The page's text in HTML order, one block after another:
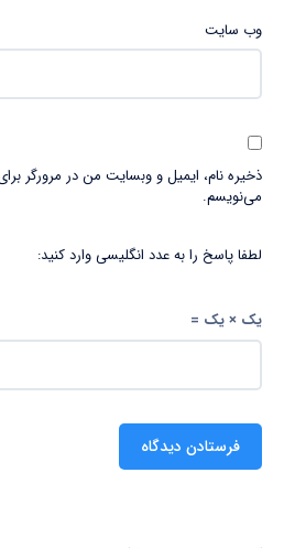
وب‌ سایت
ذخیره نام، ایمیل و وبسایت من در مرورگر
می‌نویسم.
لطفا پاسخ را به عدد انگلیسی وارد کنید:
یک × یک =